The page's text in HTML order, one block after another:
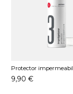
Protector
Pedag 250 ML
9,90 €